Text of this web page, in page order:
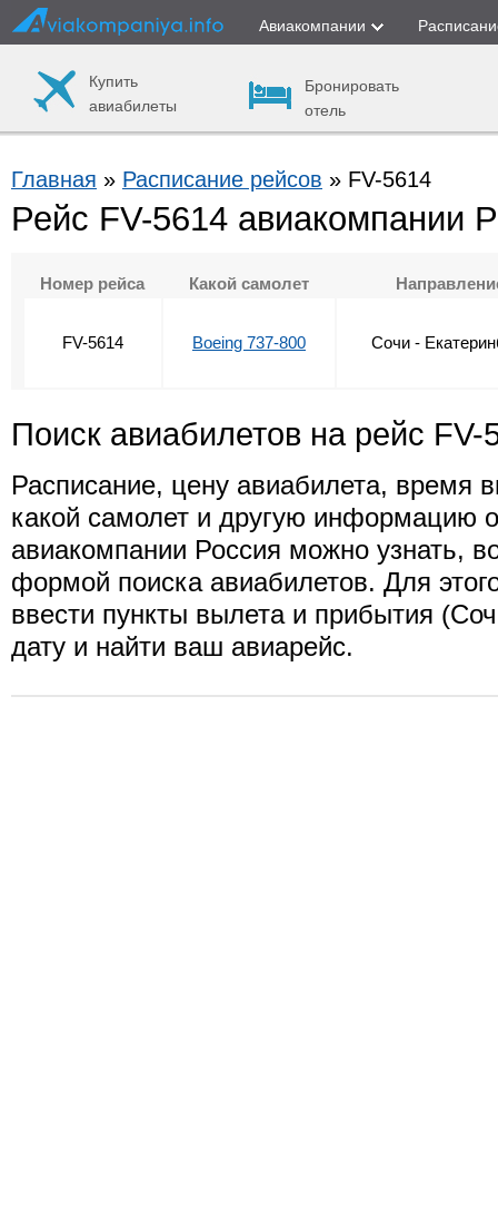
Авиакомпании
Купить
авиабилеты
Бронировать
отель
Главная » Расписание рейсов » FV-5614
Рейс FV-5614 авиакомпании
Номер рейса Какой самолет
FV-5614 Boeing 737-800 Сочи -
Поиск авиабилетов на рейс FV-
Расписание, цену авиабилета, время
какой самолет и другую информацию
авиакомпании Россия можно узнать,
формой поиска авиабилетов. Для
ввести пункты вылета и прибытия
дату и найти ваш авиарейс.